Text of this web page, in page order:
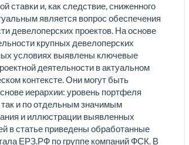
ставки и, как следствие, сниженного
является вопрос обеспечения
деве­лоперских проектов. На основе
крупных девелоперских
условиях выявлены ключевые
деятельности в актуальном
контексте. Они могут быть
иерархии: уровень портфеля
так и по отдельным значимым
и иллюстрации выявленных
в статье приведены обработанные
ЕРЗ.РФ по группе компаний ФСК. В